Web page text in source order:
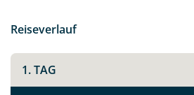
Reiseverlauf
1. TAG